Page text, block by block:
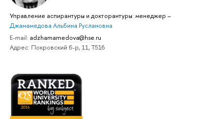
Управление аспирантуры и докторантуры: менеджер –
Джамамедова Альбина Руслановна
E-mail: adzhamamedova@hse.ru
Адрес: Покровский б-р, 11, Т516